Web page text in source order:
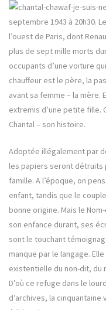
septembre 1943 à 20h30.
l’ouest de Paris, dont
plus de sept mille morts
occupants d’une voiture
chauffeur est le père, la
avant sa femme – la mère.
extremis d’une petite fille.
Chantal – son histoire.
Adoptée illégalement par
les papiers seront détruits
famille. A l’époque, on
enfant, tandis que le
bonne origine. Mais le
son enfance durant, ses
sont le touchant
manque par le langage.
existentielle du non-dit, du
D’où ce refuge dans le
d’archives, la